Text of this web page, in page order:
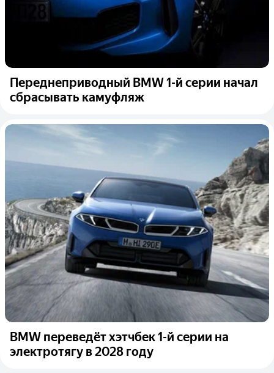
Переднеприводный BMW 1-й серии начал
сбрасывать камуфляж
BMW переведёт хэтчбек 1-й серии на
электротягу в 2028 году